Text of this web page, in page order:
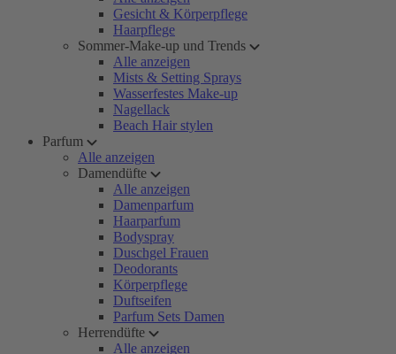
Gesicht & Körperpflege
Haarpflege
Sommer-Make-up und Trends
Alle anzeigen
Mists & Setting Sprays
Wasserfestes Make-up
Nagellack
Beach Hair stylen
Parfum
Alle anzeigen
Damendüfte
Alle anzeigen
Damenparfum
Haarparfum
Bodyspray
Duschgel Frauen
Deodorants
Körperpflege
Duftseifen
Parfum Sets Damen
Herrendüfte
Alle anzeigen